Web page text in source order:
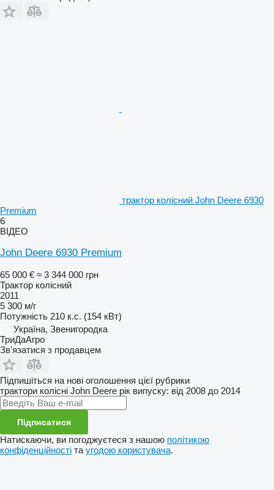
трактор колісний John Deere 6930
Premium
6
ВІДЕО
John Deere 6930 Premium
65 000 € ≈ 3 344 000 грн
Трактор колісний
2011
5 300 м/г
Потужність 210 к.с. (154 кВт)
Україна, Звенигородка
ТриДаАгро
Зв'язатися з продавцем
Підпишіться на нові оголошення цієї рубрики
трактори колісні John Deere рік випуску: від 2008 до 2014
Підписатися
Натискаючи, ви погоджуєтеся з нашою політикою
конфіденційності та угодою користувача.